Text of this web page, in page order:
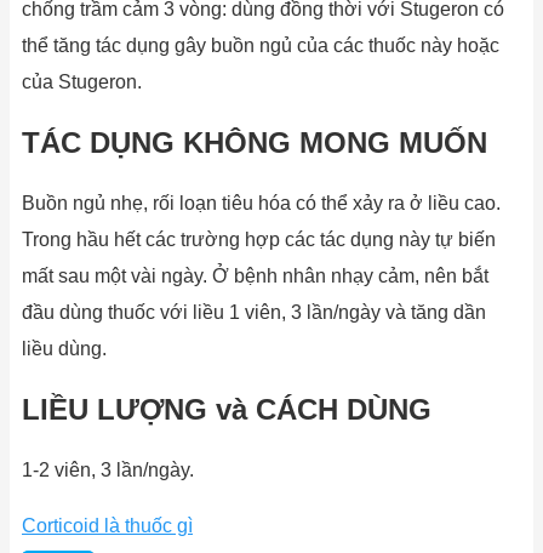
chống trầm cảm 3 vòng: dùng đồng thời với Stugeron có
thể tăng tác dụng gây buồn ngủ của các thuốc này hoặc
của Stugeron.
TÁC DỤNG KHÔNG MONG MUỐN
Buồn ngủ nhẹ, rối loạn tiêu hóa có thể xảy ra ở liều cao.
Trong hầu hết các trường hợp các tác dụng này tự biến
mất sau một vài ngày. Ở bệnh nhân nhạy cảm, nên bắt
đầu dùng thuốc với liều 1 viên, 3 lần/ngày và tăng dần
liều dùng.
LIỀU LƯỢNG và CÁCH DÙNG
1-2 viên, 3 lần/ngày.
Corticoid là thuốc gì